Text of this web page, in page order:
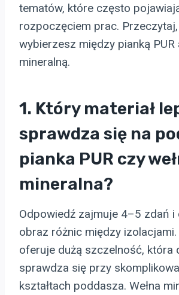
tematów, które często
rozpoczęciem prac. Przeczytaj,
wybierzesz między pianką PUR
mineralną.
1. Który materiał
sprawdza się na
pianka PUR czy
mineralna?
Odpowiedź zajmuje 4–5 zdań i
obraz różnic między izolacjami.
oferuje dużą szczelność, która
sprawdza się przy
kształtach poddasza. Wełna